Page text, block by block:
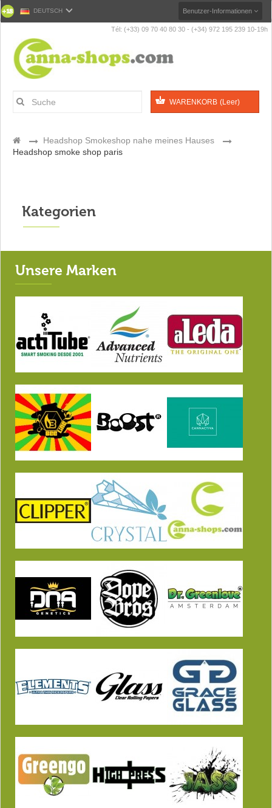
DEUTSCH Benutzer-Informationen
Tél: (+33) 09 70 40 80 30 - (+34) 972 195 239 10-19h
WARENKORB (Leer)
> Headshop Smokeshop nahe meines Hauses
>
Headshop smoke shop paris
Kategorien
Unsere Marken